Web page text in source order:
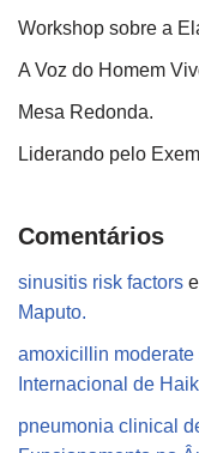
Workshop sobre a
A Voz do Homem
Mesa Redonda.
Liderando pelo
Comentários
sinusitis risk factors
Maputo.
amoxicillin moderate
Internacional de
pneumonia clinical